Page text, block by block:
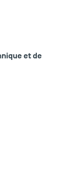
et de